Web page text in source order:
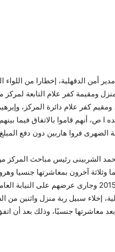
أمن الدقهلية، إخطارا من
شيماء ع ع ال 21 سنة، ربة منزل ومقيمة كفر علام
توك توك، وأحمد م ع 17 سنة، ومقيم كفر علام
ا ص، أنهم قاموا بالاتفاق فيما
الضهرى فروا هاربين دون دفع
الشربينى رئيس مباحث المركز
وثلاثة آخرون بمعاشرتها جنسيا
المحضر رقم 1434 إدارى منية النصر لسنة 2015 وجارى
إخلاء سبيل ربة منزل واثنين من
معاشرتها جنسيًا، وذلك بعد أن